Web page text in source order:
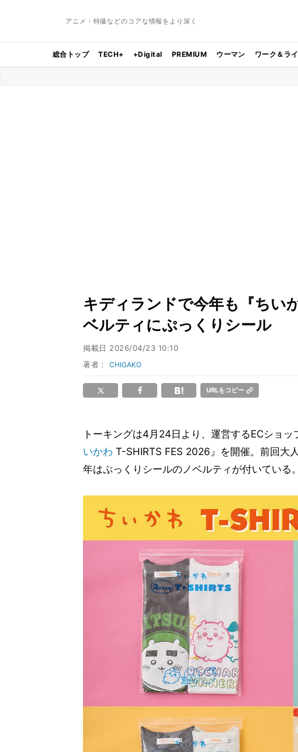
アニメ・特撮などのコアな情報をより深く
総合トップ TECH+ +Digital PREMIUM ウーマン ワーク＆ラ
キディランドで今年も『ちい
ベルティにぷっくりシール
掲載日 2026/04/23 10:10
著者：CHIGAKO
URLをコピー
トーキングは4月24日より、運営するECショ
いかわ T-SHIRTS FES 2026』を開催。前回大
年はぷっくりシールのノベルティが付いている。